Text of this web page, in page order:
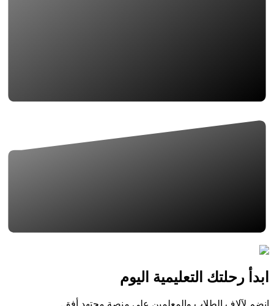
ابدأ رحلتك التعليمية اليوم
انضم لآلاف الطلاب والمعلمين على منصة مجتهد أفق.